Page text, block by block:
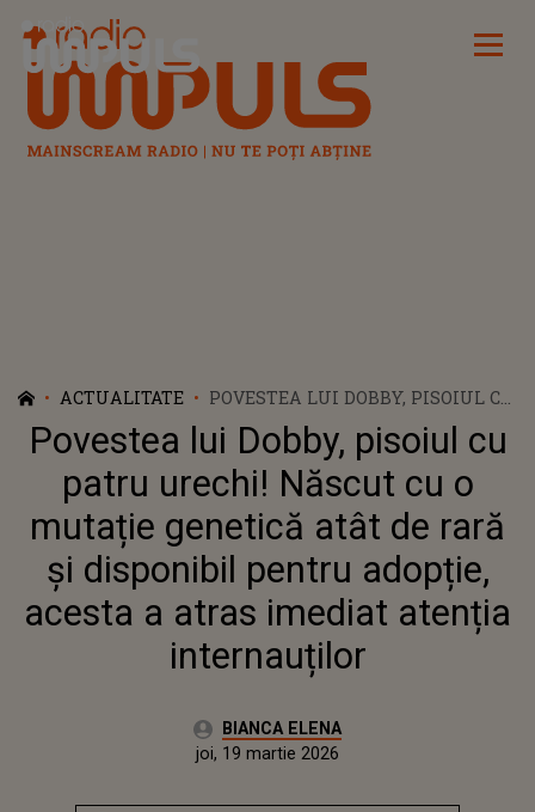
Radio Impuls
ACTUALITATE
POVESTEA LUI DOBBY, PISOIUL CU
PATRU URECHI! NĂSCUT CU O
MUTAȚIE GENETICĂ ATÂT DE
RARĂ ȘI DISPONIBIL PENTRU
ADOPȚIE, ACESTA A ATRAS
IMEDIAT ATENȚIA
INTERNAUȚILOR
Povestea lui Dobby, pisoiul cu
patru urechi! Născut cu o
mutație genetică atât de rară
și disponibil pentru adopție,
acesta a atras imediat atenția
internauților
Autor:BIANCA ELENA
Actualizat:
joi, 19 martie 2026